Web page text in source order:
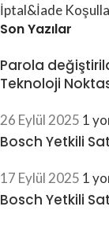
İptal&İade
Son Yazılar
Parola
Teknoloji
26 Eylül 2025 1
Bosch Yetkili
17 Eylül 2025 1
Bosch Yetkili